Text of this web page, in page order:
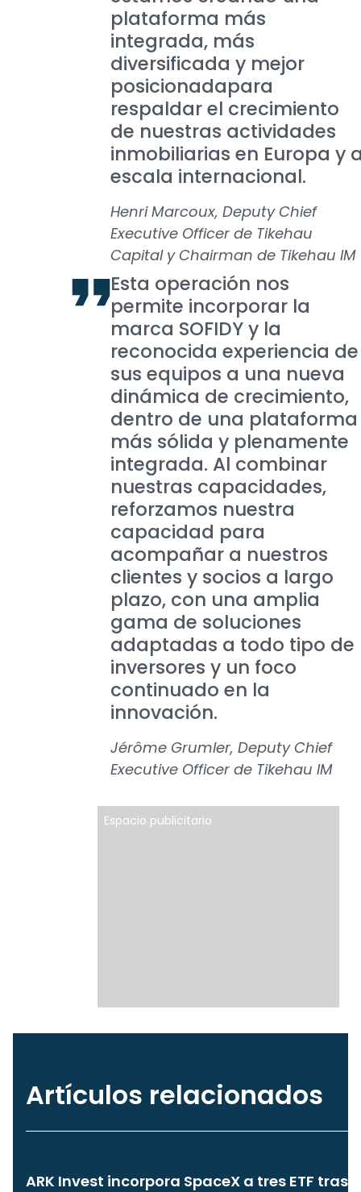
plataforma más
integrada, más
diversificada y mejor
posicionadapara
respaldar el crecimiento
de nuestras actividades
inmobiliarias en Europa y
escala internacional.
Henri Marcoux, Deputy Chief
Executive Officer de Tikehau
Capital y Chairman de Tikehau IM
Esta operación nos
permite incorporar la
marca SOFIDY y la
reconocida experiencia de
sus equipos a una nueva
dinámica de crecimiento,
dentro de una plataforma
más sólida y plenamente
integrada. Al combinar
nuestras capacidades,
reforzamos nuestra
capacidad para
acompañar a nuestros
clientes y socios a largo
plazo, con una amplia
gama de soluciones
adaptadas a todo tipo de
inversores y un foco
continuado en la
innovación.
Jérôme Grumler, Deputy Chief
Executive Officer de Tikehau IM
Espacio publicitario
Artículos relacionados
ARK Invest incorpora SpaceX a tres ETF tras